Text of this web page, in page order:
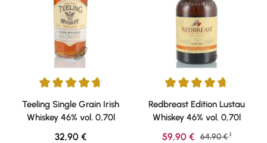
Durchschnittliche Bewertung von 4.73 von 5 Sternen
Teeling Single Grain Irish
Whiskey 46% vol. 0,70l
Regulärer Preis:
32,90 €
Durchschnittliche Bewertung
Redbreast Edition Lustau
Whiskey 46% vol. 0,70l
Verkaufspreis:
59,90 € Regulärer Preis:
64,90 € 1